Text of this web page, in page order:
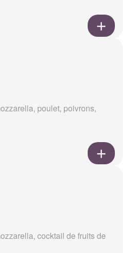
poulet, poivrons,
cocktail de fruits de